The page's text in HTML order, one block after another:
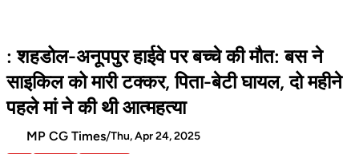
: शहडोल-अनूपपुर हाईवे पर बच्चे की मौत: बस ने
साइकिल को मारी टक्कर, पिता-बेटी घायल, दो महीने
पहले मां ने की थी आत्महत्या
MP CG Times/Thu, Apr 24, 2025